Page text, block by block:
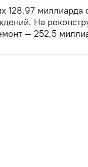
128,97 миллиарда
На
— 252,5